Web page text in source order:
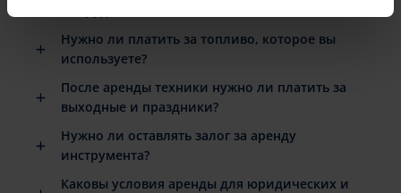
Нужно ли платить за топливо, которое вы
используете?
После аренды техники нужно ли платить за
выходные и праздники?
Нужно ли оставлять залог за аренду
инструмента?
Каковы условия аренды для юридических и